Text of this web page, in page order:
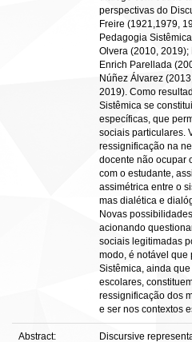
perspectivas do
Freire (1921,1979,
Pedagogia
Olvera (2010,
Enrich Parellada
Núñez Álvarez
2019). Como
Sistêmica se
específicas, que
sociais particulares.
ressignificação na
docente não ocupar
com o estudante,
assimétrica entre o
mas dialética e
Novas
acionando
sociais legitimadas
modo, é notável que
Sistêmica, ainda
escolares,
ressignificação dos
e ser nos contextos
Abstract:
Discursive